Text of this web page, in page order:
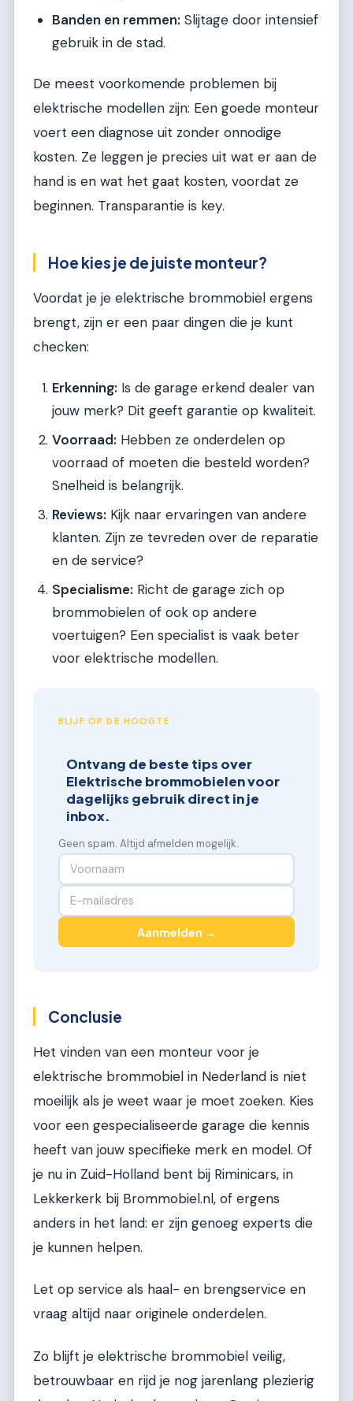
Banden en remmen: Slijtage door intensief
gebruik in de stad.
De meest voorkomende problemen bij
elektrische modellen zijn: Een goede monteur
voert een diagnose uit zonder onnodige
kosten. Ze leggen je precies uit wat er aan de
hand is en wat het gaat kosten, voordat ze
beginnen. Transparantie is key.
Hoe kies je de juiste monteur?
Voordat je je elektrische brommobiel ergens
brengt, zijn er een paar dingen die je kunt
checken:
Erkenning: Is de garage erkend dealer van
jouw merk? Dit geeft garantie op kwaliteit.
Voorraad: Hebben ze onderdelen op
voorraad of moeten die besteld worden?
Snelheid is belangrijk.
Reviews: Kijk naar ervaringen van andere
klanten. Zijn ze tevreden over de reparatie
en de service?
Specialisme: Richt de garage zich op
brommobielen of ook op andere
voertuigen? Een specialist is vaak beter
voor elektrische modellen.
BLIJF OP DE HOOGTE
Ontvang de beste tips over
Elektrische brommobielen voor
dagelijks gebruik direct in je
inbox.
Geen spam. Altijd afmelden mogelijk.
Aanmelden →
Conclusie
Het vinden van een monteur voor je
elektrische brommobiel in Nederland is niet
moeilijk als je weet waar je moet zoeken. Kies
voor een gespecialiseerde garage die kennis
heeft van jouw specifieke merk en model. Of
je nu in Zuid-Holland bent bij Riminicars, in
Lekkerkerk bij Brommobiel.nl, of ergens
anders in het land: er zijn genoeg experts die
je kunnen helpen.
Let op service als haal- en brengservice en
vraag altijd naar originele onderdelen.
Zo blijft je elektrische brommobiel veilig,
betrouwbaar en rijd je nog jarenlang plezierig